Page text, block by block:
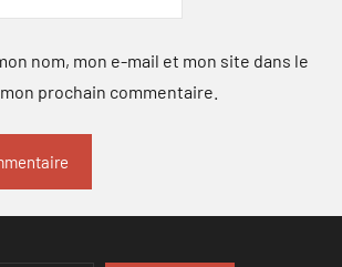
nom, mon e-mail et mon site dans le
prochain commentaire.